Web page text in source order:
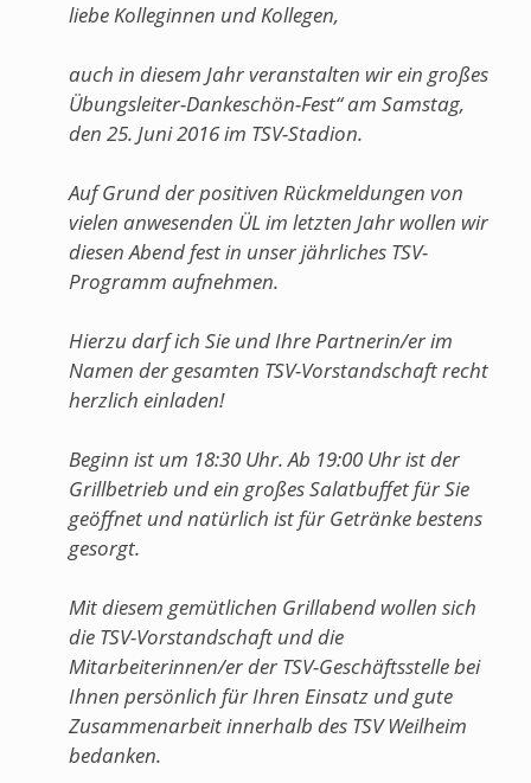
liebe Kolleginnen und Kollegen,
auch in diesem Jahr veranstalten wir ein großes
Übungsleiter-Dankeschön-Fest“ am Samstag,
den 25. Juni 2016 im TSV-Stadion.
Auf Grund der positiven Rückmeldungen von
vielen anwesenden ÜL im letzten Jahr wollen wir
diesen Abend fest in unser jährliches TSV-
Programm aufnehmen.
Hierzu darf ich Sie und Ihre Partnerin/er im
Namen der gesamten TSV-Vorstandschaft recht
herzlich einladen!
Beginn ist um 18:30 Uhr. Ab 19:00 Uhr ist der
Grillbetrieb und ein großes Salatbuffet für Sie
geöffnet und natürlich ist für Getränke bestens
gesorgt.
Mit diesem gemütlichen Grillabend wollen sich
die TSV-Vorstandschaft und die
Mitarbeiterinnen/er der TSV-Geschäftsstelle bei
Ihnen persönlich für Ihren Einsatz und gute
Zusammenarbeit innerhalb des TSV Weilheim
bedanken.